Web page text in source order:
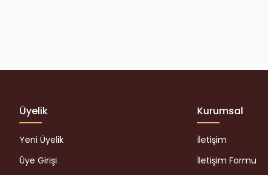
Üyelik
Yeni Üyelik
Üye Girişi
Kurumsal
İletişim
İletişim Formu